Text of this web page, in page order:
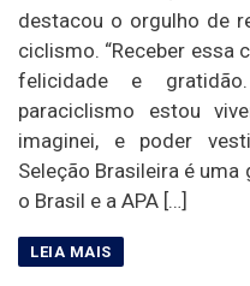
destacou o orgulho de
ciclismo. “Receber essa
felicidade e
paraciclismo estou
imaginei, e poder
Seleção Brasileira é
o Brasil e a APA […]